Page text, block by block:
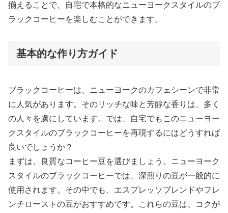
揃えることで、自宅で本格的なニューヨークスタイルのブ
ラックコーヒーを楽しむことができます。
基本的な作り方ガイド
ブラックコーヒーは、ニューヨークのカフェシーンで非常
に人気があります。そのリッチな味と芳醇な香りは、多く
の人々を虜にしています。では、自宅でもこのニューヨー
クスタイルのブラックコーヒーを再現するにはどうすれば
良いでしょうか？
まずは、良質なコーヒー豆を選びましょう。ニューヨーク
スタイルのブラックコーヒーでは、深煎りの豆が一般的に
使用されます。その中でも、エスプレッソブレンドやフレ
ンチローストの豆がおすすめです。これらの豆は、コクが